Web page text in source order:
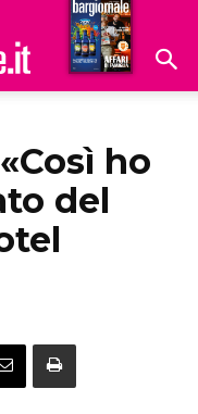
Hoteldomani
ho
del